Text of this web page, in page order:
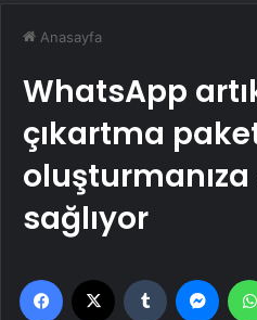
Anasayfa
WhatsApp
çıkartma
sağlıyor
Facebook Tumblr